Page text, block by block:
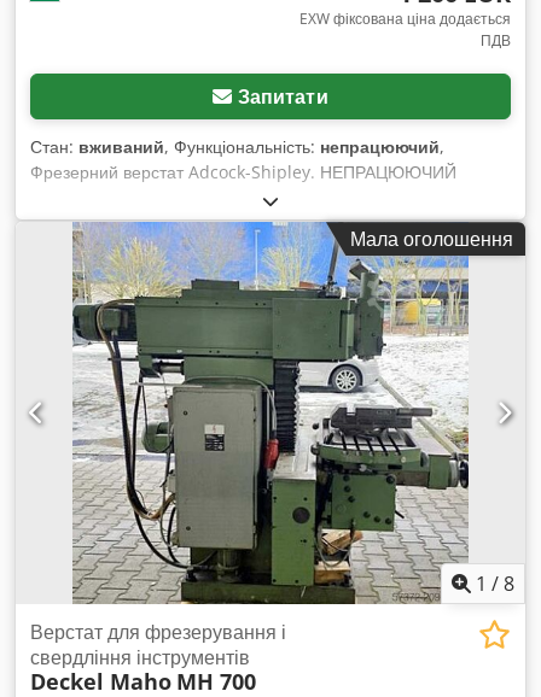
EXW фіксована ціна додається
ПДВ
Запитати
Стан: вживаний, Функціональність: непрацюючий,
Фрезерний верстат Adcock-Shipley. НЕПРАЦЮЮЧИЙ
вузол!!! Хороший механічний стан, відсутня електроніка.
Можемо відновити верстат за додаткову плату. Також
зверніть увагу на наші інші оголошення. Coder Dvqpepfx
Apmoha
Мала оголошення
1 /8
Верстат для фрезерування і
свердління інструментів
Deckel Maho MH 700